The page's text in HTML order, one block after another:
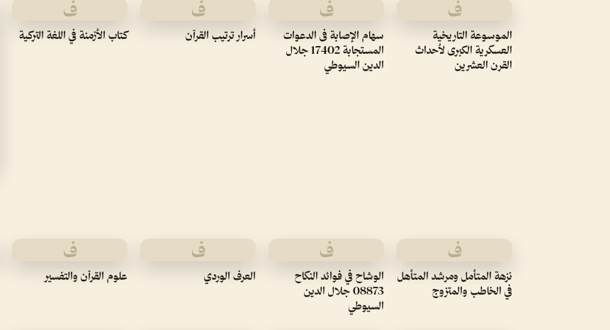
ف
الموسوعة التاريخية
العسكرية الكبرى لأحداث
القرن العشرين
ف
سهام الإصابة فى الدعوات
المستجابة 17402 جلال
الدين السيوطي
ف
أسرار ترتيب القرآن
ف
كتاب الأزمنة في اللغة التركية
ف
نزهة المتأمل ومرشد المتأهل
في الخاطب والمتزوج
ف
الوشاح في فوائد النكاح
08873 جلال الدين
السيوطي
ف
العرف الوردي
ف
علوم القرآن والتفسير